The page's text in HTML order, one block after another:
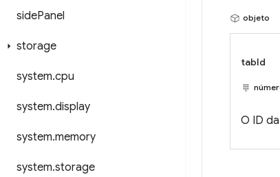
sidePanel
storage
system.cpu
system.display
system.memory
system.storage
objeto
tabId
O ID